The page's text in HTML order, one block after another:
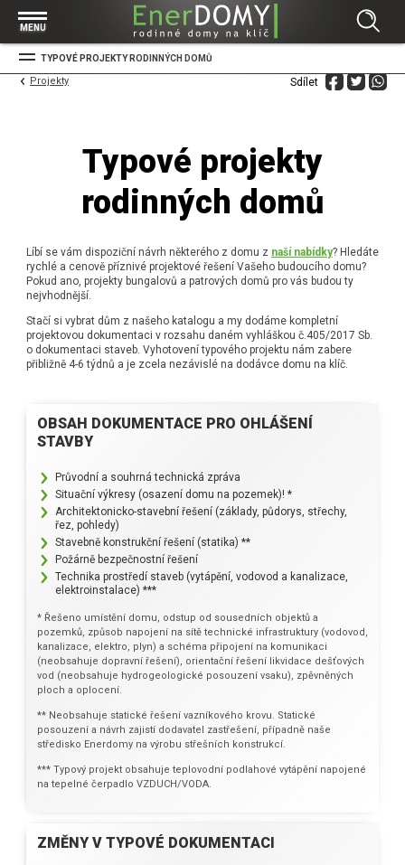
MENU
Prohlížet vše v kategorii Bungalovy
Concept
Economy
Typové řešení
Základová deska
Technologie domu
Zděné domy na klíč
Dřevostavby
Prohlížet vše v kategorii Kontakt
Pracovní pozice
Prohlížet vše v kategorii Magazín
Financování výstavby rodinného domu
7 důvodů, proč si zvolit bungalov
Vytvořili jsme pro Vás nové stránky
Bungalov, nebo patrový dům? Každý má svá pro a proti
Výhody a nevýhody dřevostaveb a zděných domů
Jak vypadají moderní domy?
Seznam úkolů: Co udělat okolo domu na podzim
Jak na nás působí barvy v interiéru?
Nový rok a nový dům? Pojďte se zabydlet!
Jak zajistit dostatek světla ve všech místnostech
Výhody a nevýhody bungalovů do L
Kdy je nejvhodnější začít se stavbou dřevostavby
Péče o dům na jaře
Co byste měli vědět o projektech domu
Domy na klíč, nebo stavět svépomocí?
Prohlížet vše v kategorii Realizace
RD Dobrovice
RD Sadská
RD Černá U Bohdanče
RD Nové Dvory
RD Hlízov
RD Mariánovice
RD Říčany
RD Železná Ruda
RD Luka nad Jihlavou
RD Šestajovice
RD Senožaty
Prohlížet vše v kategorii Reference
Za jeden den pod střechou
Nezávislý stavební dozor Pavel Šimek
Stavěli jsme dům pro Terezu Bebarovou
Dům pro Marka Ztraceného
Projekty Sdílet
Typové projekty
rodinných domů
Líbí se vám dispoziční návrh některého z domu z naší nabídky? Hledáte
rychlé a cenově příznivé projektové řešení Vašeho budoucího domu?
Pokud ano, projekty bungalovů a patrových domů pro vás budou ty
nejvhodnější.
Stačí si vybrat dům z našeho katalogu a my dodáme kompletní
projektovou dokumentaci v rozsahu daném vyhláškou č.405/2017 Sb.
o dokumentaci staveb. Vyhotovení typového projektu nám zabere
přibližně 4-6 týdnů a je zcela nezávislé na dodávce domu na klíč.
OBSAH DOKUMENTACE PRO OHLÁŠENÍ
STAVBY
Průvodní a souhrná technická zpráva
Situační výkresy (osazení domu na pozemek)! *
Architektonicko-stavební řešení (základy, půdorys, střechy,
řez, pohledy)
Stavebně konstrukční řešení (statika) **
Požárně bezpečnostní řešení
Technika prostředí staveb (vytápění, vodovod a kanalizace,
elektroinstalace) ***
* Řešeno umístění domu, odstup od sousedních objektů a
pozemků, způsob napojení na sítě technické infrastruktury (vodovod,
kanalizace, elektro, plyn) a schéma připojení na komunikaci
(neobsahuje dopravní řešení), orientační řešení likvidace dešťových
vod (neobsahuje hydrogeologické posouzení vsaku), zpěvněných
ploch a oplocení.
** Neobsahuje statické řešení vazníkového krovu. Statické
posouzení a návrh zajistí dodavatel zastřešení, případně naše
středisko Enerdomy na výrobu střešních konstrukcí.
*** Typový projekt obsahuje teplovodní podlahové vytápění napojené
na tepelné čerpadlo VZDUCH/VODA.
ZMĚNY V TYPOVÉ DOKUMENTACI
TYPOVÉ PROJEKTY RODINNÝCH DOMŮ